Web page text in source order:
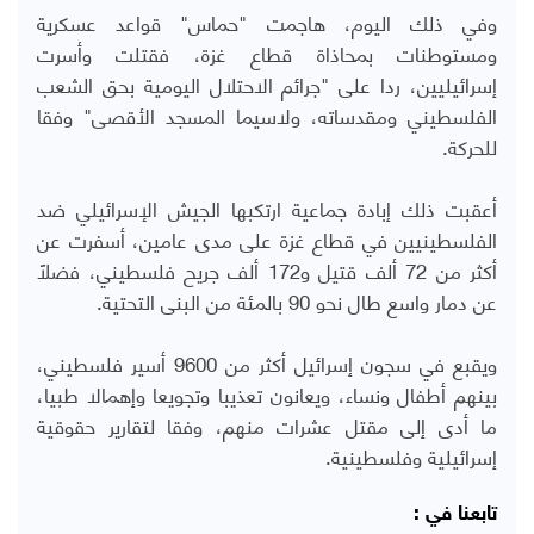
وفي ذلك اليوم، هاجمت "حماس" قواعد عسكرية
ومستوطنات بمحاذاة قطاع غزة، فقتلت وأسرت
إسرائيليين، ردا على "جرائم الاحتلال اليومية بحق الشعب
الفلسطيني ومقدساته، ولاسيما المسجد الأقصى" وفقا
للحركة.
أعقبت ذلك إبادة جماعية ارتكبها الجيش الإسرائيلي ضد
الفلسطينيين في قطاع غزة على مدى عامين، أسفرت عن
أكثر من 72 ألف قتيل و172 ألف جريح فلسطيني، فضلًا
عن دمار واسع طال نحو 90 بالمئة من البنى التحتية.
ويقبع في سجون إسرائيل أكثر من 9600 أسير فلسطيني،
بينهم أطفال ونساء، ويعانون تعذيبا وتجويعا وإهمالا طبيا،
ما أدى إلى مقتل عشرات منهم، وفقا لتقارير حقوقية
إسرائيلية وفلسطينية.
تابعنا في :